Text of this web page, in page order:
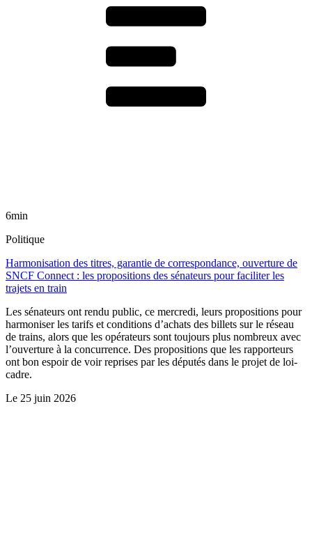
6min
Politique
Harmonisation des titres, garantie de correspondance, ouverture de
SNCF Connect : les propositions des sénateurs pour faciliter les
trajets en train
Les sénateurs ont rendu public, ce mercredi, leurs propositions pour
harmoniser les tarifs et conditions d’achats des billets sur le réseau
de trains, alors que les opérateurs sont toujours plus nombreux avec
l’ouverture à la concurrence. Des propositions que les rapporteurs
ont bon espoir de voir reprises par les députés dans le projet de loi-
cadre.
Le 25 juin 2026